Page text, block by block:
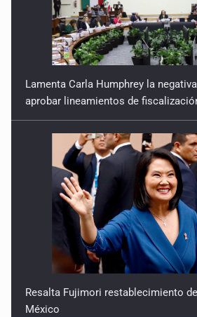
aprobar lineamientos de fiscalización
México